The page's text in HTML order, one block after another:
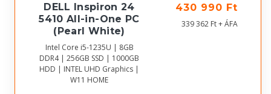
DELL Inspiron 24
5410 All-in-One PC
(Pearl White)
Intel Core i5-1235U | 8GB
DDR4 | 256GB SSD | 1000GB
HDD | INTEL UHD Graphics |
W11 HOME
430 990 Ft
339 362 Ft + ÁFA